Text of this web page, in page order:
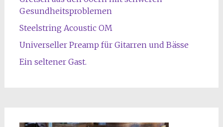
Gesundheitsproblemen
Steelstring Acoustic OM
Universeller Preamp für Gitarren und Bässe
Ein seltener Gast.